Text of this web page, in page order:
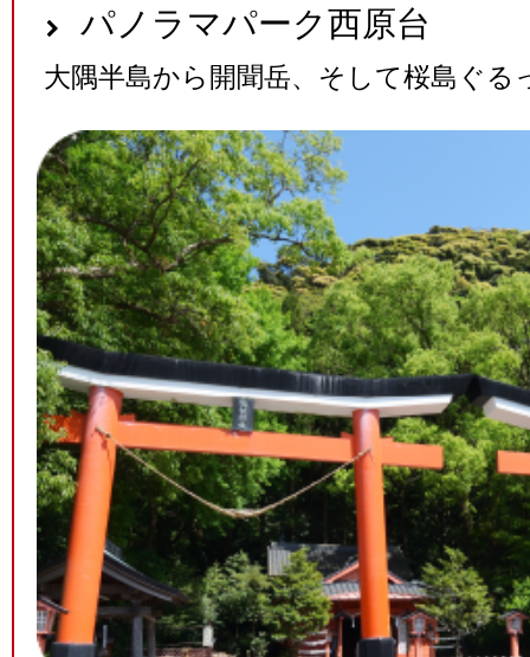
パノラマパーク西原台
大隅半島から開聞岳、そして桜島ぐる